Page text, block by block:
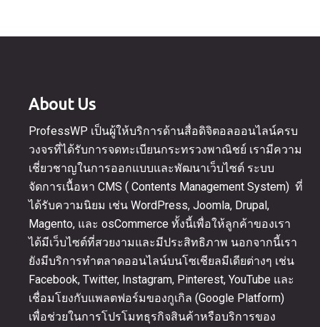
About Us
ProfessWP เป็นผู้ให้บริการด้านสื่อดิจิตอลออนไลน์ครบ
วงจรที่ได้รับการจดทะเบียนกระทรวงพาณิชย์ เรามีความ
เชี่ยวชาญในการออกแบบและพัฒนาเว็บไซต์ ระบบ
จัดการเนื้อหา CMS ( Contents Management System) ที่
ได้รับความนิยม เช่น WordPress, Joomla, Drupal,
Magento, และ osCommerce ทั้งนี้เพื่อให้ลูกค้าของเรา
ได้มีเว็บไซต์ที่สวยงามและมีประสิทธิภาพ นอกจากนี้เรา
ยังมีบริการทำตลาดออนไลน์บนโซเชียลมีเดียต่างๆ เช่น
Facebook, Twitter, Instagram, Pinterest, YouTube และ
เชื่อมโยงกับแพลตฟอร์มของกูเกิล (Google Platform)
เพื่อช่วยในการโปรโมทธุรกิจสินค้าหรือบริการของ